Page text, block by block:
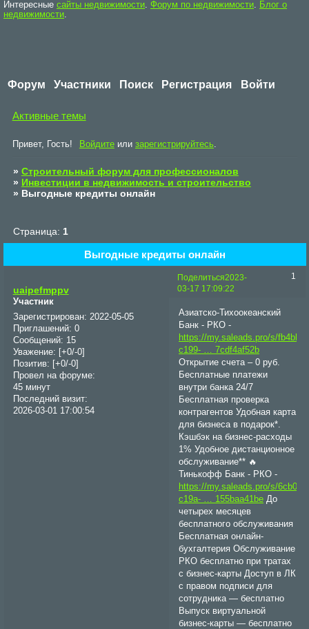
Интересные сайты недвижимости. Форум по недвижимости. Блог о
недвижимости.
Форум Участники Поиск Регистрация Войти
Активные темы
Привет, Гость! Войдитеили зарегистрируйтесь
» Строительный форум для профессионалов
» Инвестиции в недвижимость и строительство
» Выгодные кредиты онлайн
Выгодные кредиты онлайн
Страница: 1
Поделиться 1
2023-
03-17 17:09:22
uaipefmppv
Участник
Зарегистрирован: 2022-05-05
Приглашений: 0
Сообщений: 15
Уважение:
[+0/-0]
Позитив:
[+0/-0]
Провел на форуме:
45 минут
Последний визит:
2026-03-01 17:00:54
Азиатско-Тихоокеанский
Банк - РКО -
https://my.saleads.pro/s/
c199- … 7cdf4af52b
Открытие счета – 0 руб.
Бесплатные платежи
внутри банка 24/7
Бесплатная проверка
контрагентов Удобная карта
для бизнеса в подарок*.
Кэшбэк на бизнес-расходы
1% Удобное дистанционное
обслуживание** 🔥
Тинькофф Банк - РКО -
https://my.saleads.pro/s/
c19a- … 155baa41be До
четырех месяцев
бесплатного обслуживания
Бесплатная онлайн-
бухгалтерия Обслуживание
РКО бесплатно при тратах
с бизнес-карты Доступ в ЛК
с правом подписи для
сотрудника — бесплатно
Выпуск виртуальной
бизнес-карты — бесплатно